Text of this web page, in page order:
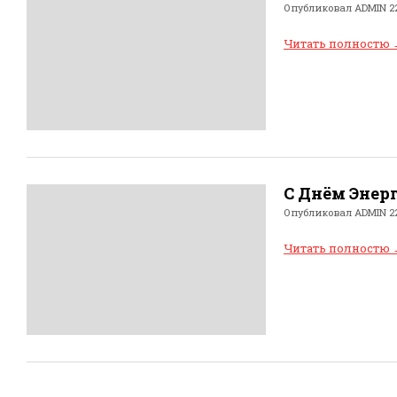
Опубликовал ADMIN
Читать полностю
С Днём
Опубликовал ADMIN
Читать полностю